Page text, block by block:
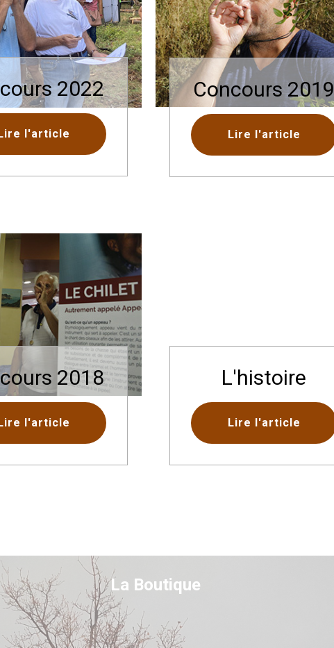
2022
l'article
Concours 2019
Lire l'article
2018
l'article
L'histoire
Lire l'article
La Boutique